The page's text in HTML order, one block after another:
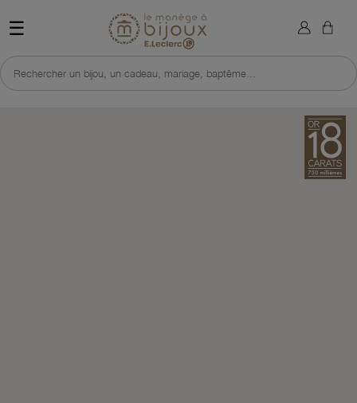
☰ Retour à l'accueil du site
Rechercher un bijou, un cadeau, mariage, baptême...
×